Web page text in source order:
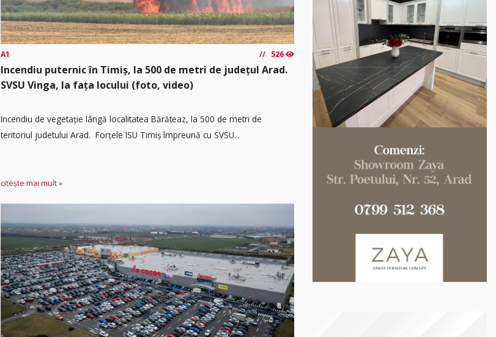
A1 526
Incendiu puternic în Timiș, la 500 de metri de județul Arad.
SVSU Vinga, la fața locului (foto, video)
Incendiu de vegetație lângă localitatea Bărăteaz, la 500 de metri de
teritoriul judetului Arad. Forțele ISU Timiș împreună cu SVSU...
citește mai mult »